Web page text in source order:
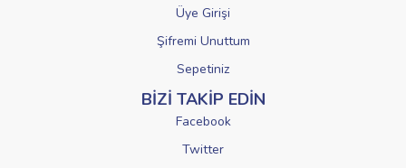
Üye Girişi
Şifremi Unuttum
Sepetiniz
BİZİ TAKİP EDİN
Facebook
Twitter